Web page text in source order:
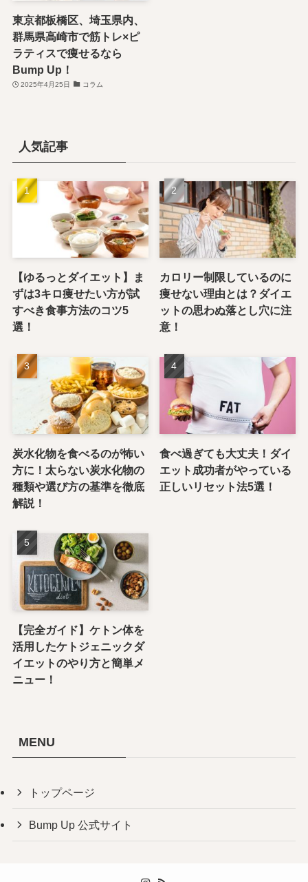
東京都板橋区、埼玉県内、
群馬県高崎市で筋トレ×ピ
ラティスで痩せるなら
Bump Up！
2025年4月25日 コラム
人気記事
【ゆるっとダイエット】ま
ずは3キロ痩せたい方が試
すべき食事方法のコツ5
選！
カロリー制限しているのに
痩せない理由とは？ダイエ
ットの思わぬ落とし穴に注
意！
炭水化物を食べるのが怖い
方に！太らない炭水化物の
種類や選び方の基準を徹底
解説！
食べ過ぎても大丈夫！ダイ
エット成功者がやっている
正しいリセット法5選！
【完全ガイド】ケトン体を
活用したケトジェニックダ
イエットのやり方と簡単メ
ニュー！
MENU
トップページ
Bump Up 公式サイト